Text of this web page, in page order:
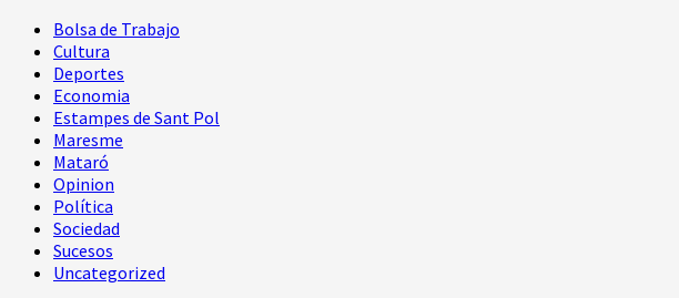
Bolsa de Trabajo
Cultura
Deportes
Economia
Estampes de Sant Pol
Maresme
Mataró
Opinion
Política
Sociedad
Sucesos
Uncategorized